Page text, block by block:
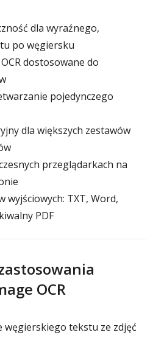
dla wyraźnego,
po węgiersku
dostosowane do
pojedynczego
dla większych zestawów
przeglądarkach na
wyjściowych: TXT, Word,
PDF
OCR
węgierskiego tekstu ze zdjęć